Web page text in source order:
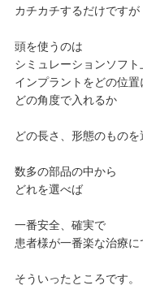
カチカチするだけですが
頭を使うのは
シミュレーションソフト
インプラントをどの位置
どの角度で入れるか
どの長さ、形態のものを
数多の部品の中から
どれを選べば
一番安全、確実で
患者様が一番楽な治療に
そういったところです。